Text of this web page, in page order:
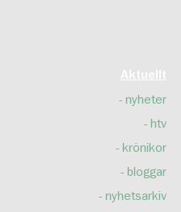
Aktuellt
nyheter
htv
krönikor
bloggar
nyhetsarkiv